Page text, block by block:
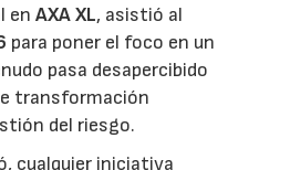
enAXA XL, asistió al
para poner el foco en un
pasa desapercibido
transformación
del riesgo.
cualquier iniciativa